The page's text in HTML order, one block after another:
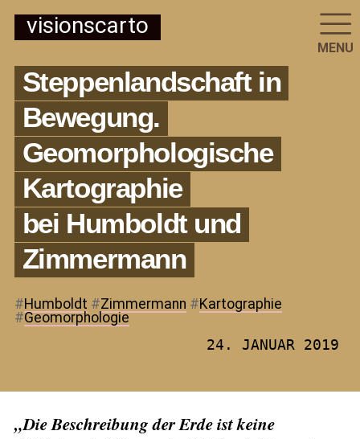
visionscarto
MENU
Steppenlandschaft in
Bewegung.
Geomorphologische
Kartographie
bei Humboldt und
Zimmermann
#Humboldt #Zimmermann #Kartographie
#Geomorphologie
24. JANUAR 2019
„Die Beschreibung der Erde ist keine